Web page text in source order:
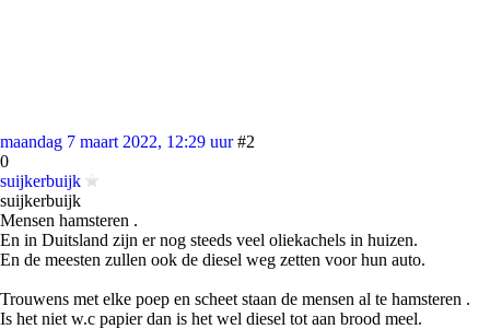
maandag 7 maart 2022, 12:29 uur #2
0
suijkerbuijk
suijkerbuijk
Mensen hamsteren .
En in Duitsland zijn er nog steeds veel oliekachels in huizen.
En de meesten zullen ook de diesel weg zetten voor hun auto.
Trouwens met elke poep en scheet staan de mensen al te hamsteren .
Is het niet w.c papier dan is het wel diesel tot aan brood meel.